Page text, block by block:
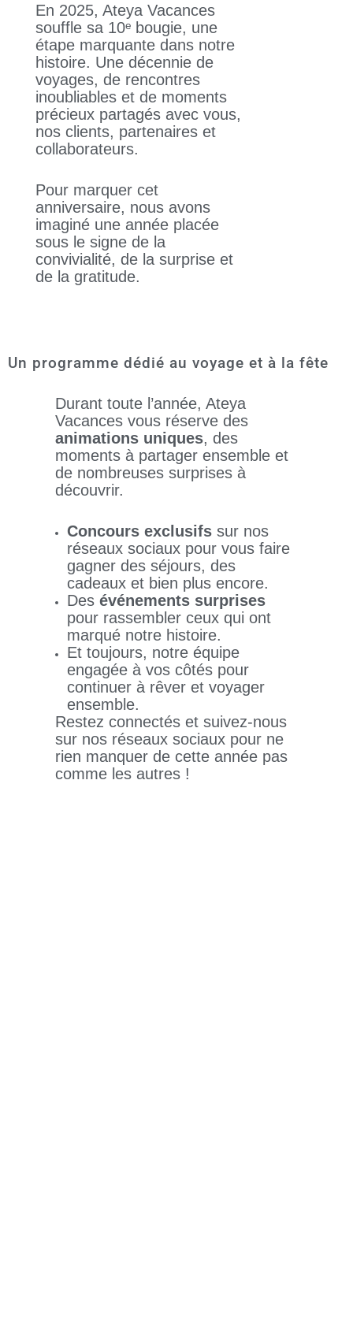
En 2025, Ateya Vacances
souffle sa 10ᵉ bougie, une
étape marquante dans notre
histoire. Une décennie de
voyages, de rencontres
inoubliables et de moments
précieux partagés avec vous,
nos clients, partenaires et
collaborateurs.
Pour marquer cet
anniversaire, nous avons
imaginé une année placée
sous le signe de la
convivialité, de la surprise et
de la gratitude.
Un programme dédié au voyage et à la fête
Durant toute l’année, Ateya
Vacances vous réserve des
animations uniques, des
moments à partager ensemble et
de nombreuses surprises à
découvrir.
Concours exclusifs sur nos
réseaux sociaux pour vous faire
gagner des séjours, des
cadeaux et bien plus encore.
Des événements surprises
pour rassembler ceux qui ont
marqué notre histoire.
Et toujours, notre équipe
engagée à vos côtés pour
continuer à rêver et voyager
ensemble.
Restez connectés et suivez-nous
sur nos réseaux sociaux pour ne
rien manquer de cette année pas
comme les autres !